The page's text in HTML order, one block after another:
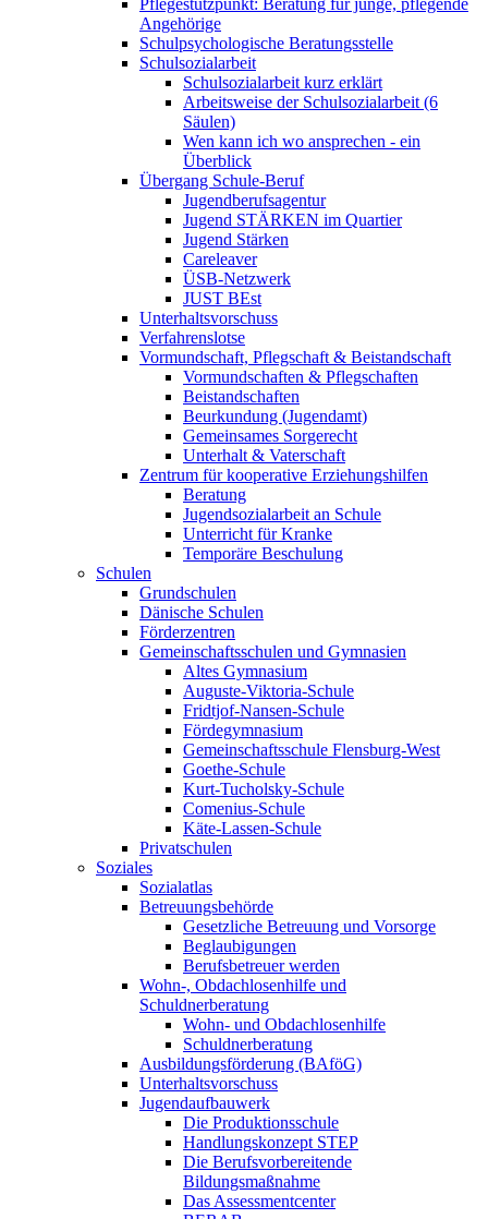
Pflegestützpunkt: Beratung für junge, pflegende
Angehörige
Schulpsychologische Beratungsstelle
Schulsozialarbeit
Schulsozialarbeit kurz erklärt
Arbeitsweise der Schulsozialarbeit (6
Säulen)
Wen kann ich wo ansprechen - ein
Überblick
Übergang Schule-Beruf
Jugendberufsagentur
Jugend STÄRKEN im Quartier
Jugend Stärken
Careleaver
ÜSB-Netzwerk
JUST BEst
Unterhaltsvorschuss
Verfahrenslotse
Vormundschaft, Pflegschaft & Beistandschaft
Vormundschaften & Pflegschaften
Beistandschaften
Beurkundung (Jugendamt)
Gemeinsames Sorgerecht
Unterhalt & Vaterschaft
Zentrum für kooperative Erziehungshilfen
Beratung
Jugendsozialarbeit an Schule
Unterricht für Kranke
Temporäre Beschulung
Schulen
Grundschulen
Dänische Schulen
Förderzentren
Gemeinschaftsschulen und Gymnasien
Altes Gymnasium
Auguste-Viktoria-Schule
Fridtjof-Nansen-Schule
Fördegymnasium
Gemeinschaftsschule Flensburg-West
Goethe-Schule
Kurt-Tucholsky-Schule
Comenius-Schule
Käte-Lassen-Schule
Privatschulen
Soziales
Sozialatlas
Betreuungsbehörde
Gesetzliche Betreuung und Vorsorge
Beglaubigungen
Berufsbetreuer werden
Wohn-, Obdachlosenhilfe und
Schuldnerberatung
Wohn- und Obdachlosenhilfe
Schuldnerberatung
Ausbildungsförderung (BAföG)
Unterhaltsvorschuss
Jugendaufbauwerk
Die Produktionsschule
Handlungskonzept STEP
Die Berufsvorbereitende
Bildungsmaßnahme
Das Assessmentcenter